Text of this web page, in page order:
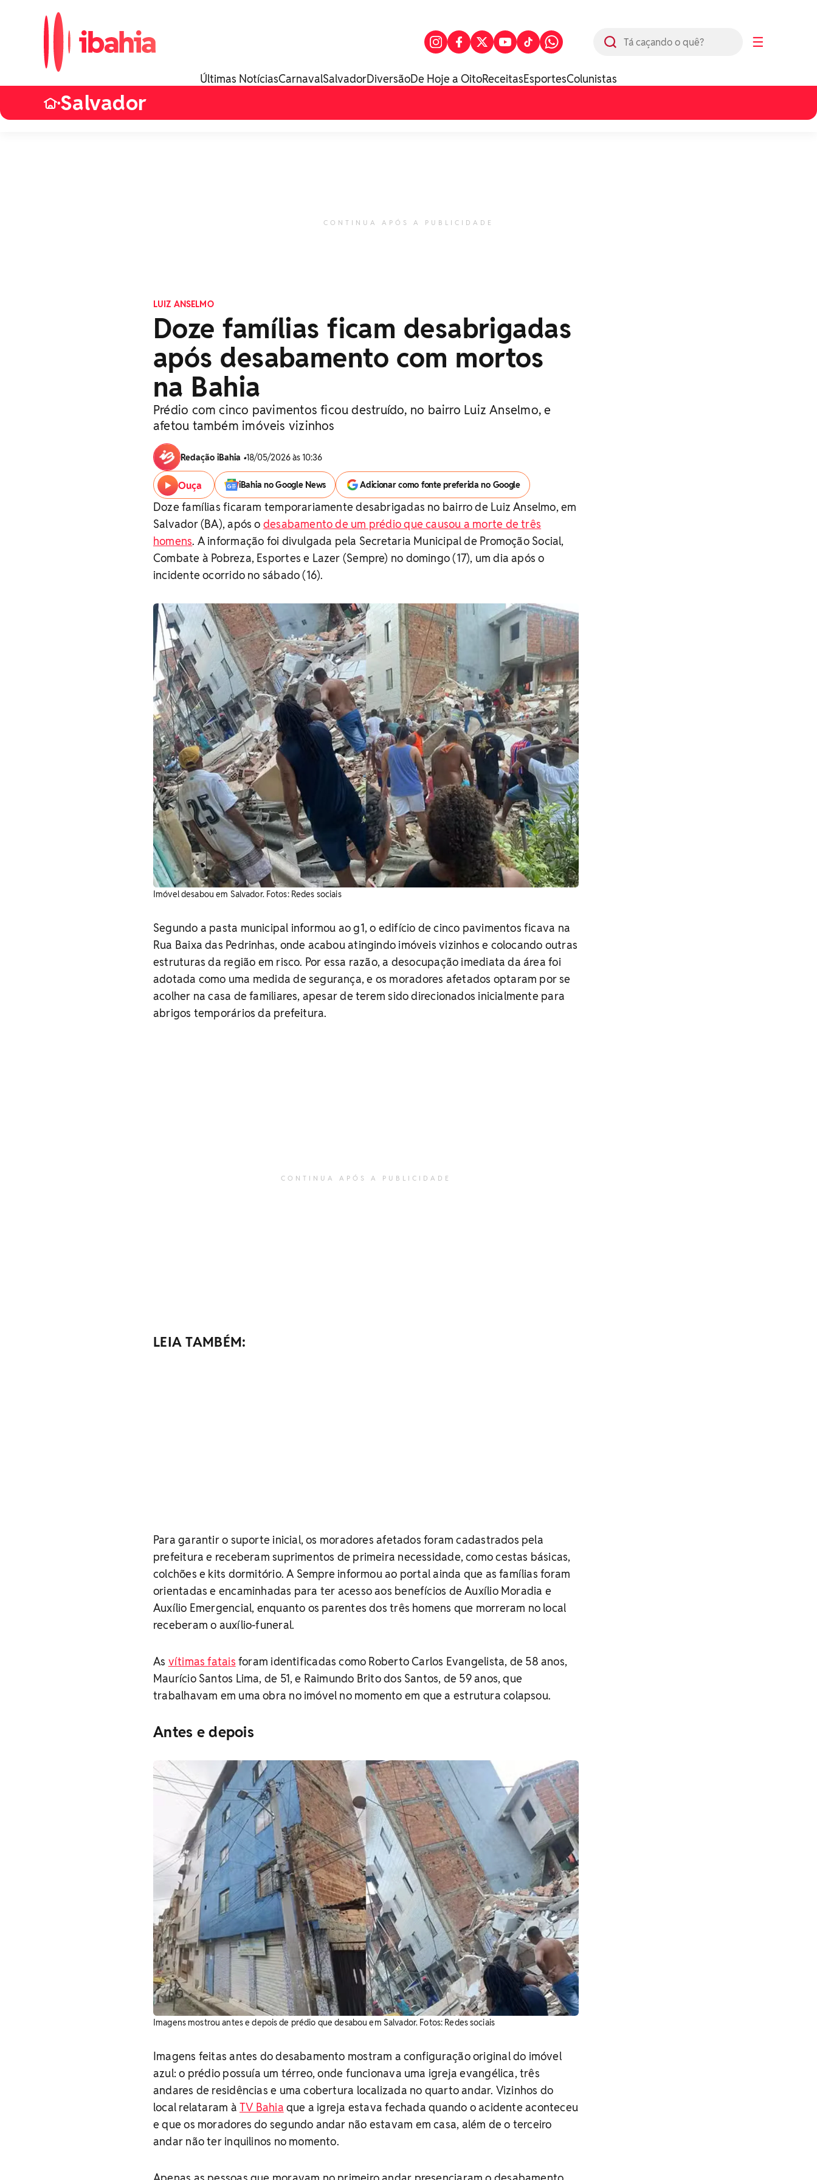
☰
Últimas NotíciasCarnavalSalvadorDiversãoDe Hoje a OitoReceitasEsportesColunistas
•Salvador
CONTINUA APÓS A PUBLICIDADE
LUIZ ANSELMO
Doze famílias ficam desabrigadas
após desabamento com mortos
na Bahia
Prédio com cinco pavimentos ficou destruído, no bairro Luiz Anselmo, e
afetou também imóveis vizinhos
Redação iBahia •18/05/2026 às 10:36
Ouça iBahia no Google News Adicionar como fonte preferida no Google
Doze famílias ficaram temporariamente desabrigadas no bairro de Luiz Anselmo, em
Salvador (BA), após o desabamento de um prédio que causou a morte de três
homens. A informação foi divulgada pela Secretaria Municipal de Promoção Social,
Combate à Pobreza, Esportes e Lazer (Sempre) no domingo (17), um dia após o
incidente ocorrido no sábado (16).
Imóvel desabou em Salvador. Fotos: Redes sociais
Segundo a pasta municipal informou ao g1, o edifício de cinco pavimentos ficava na
Rua Baixa das Pedrinhas, onde acabou atingindo imóveis vizinhos e colocando outras
estruturas da região em risco. Por essa razão, a desocupação imediata da área foi
adotada como uma medida de segurança, e os moradores afetados optaram por se
acolher na casa de familiares, apesar de terem sido direcionados inicialmente para
abrigos temporários da prefeitura.
CONTINUA APÓS A PUBLICIDADE
LEIA TAMBÉM:
Para garantir o suporte inicial, os moradores afetados foram cadastrados pela
prefeitura e receberam suprimentos de primeira necessidade, como cestas básicas,
colchões e kits dormitório. A Sempre informou ao portal ainda que as famílias foram
orientadas e encaminhadas para ter acesso aos benefícios de Auxílio Moradia e
Auxílio Emergencial, enquanto os parentes dos três homens que morreram no local
receberam o auxílio-funeral.
As vítimas fatais foram identificadas como Roberto Carlos Evangelista, de 58 anos,
Maurício Santos Lima, de 51, e Raimundo Brito dos Santos, de 59 anos, que
trabalhavam em uma obra no imóvel no momento em que a estrutura colapsou.
Antes e depois
Imagens mostrou antes e depois de prédio que desabou em Salvador. Fotos: Redes sociais
Imagens feitas antes do desabamento mostram a configuração original do imóvel
azul: o prédio possuía um térreo, onde funcionava uma igreja evangélica, três
andares de residências e uma cobertura localizada no quarto andar. Vizinhos do
local relataram à TV Bahia que a igreja estava fechada quando o acidente aconteceu
e que os moradores do segundo andar não estavam em casa, além de o terceiro
andar não ter inquilinos no momento.